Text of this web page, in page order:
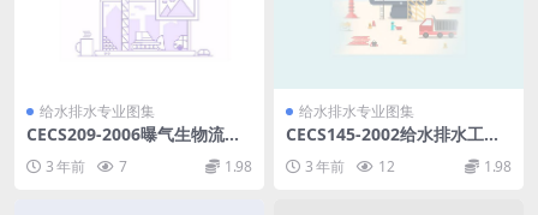
给水排水专业图集
CECS209-2006曝气生物流化
3 年前 7 1.98
给水排水专业图集
CECS145-2002给水排水工程
pdf3 年前 12 1.98